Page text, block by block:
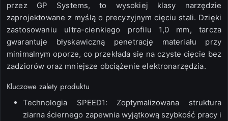
przez GP Systems, to wysokiej klasy narzędzie
zaprojektowane z myślą o precyzyjnym cięciu stali. Dzięki
zastosowaniu ultra-cienkiego profilu 1,0 mm, tarcza
gwarantuje błyskawiczną penetrację materiału przy
minimalnym oporze, co przekłada się na czyste cięcie bez
zadziorów oraz mniejsze obciążenie elektronarzędzia.
Kluczowe zalety produktu
Technologia SPEED1: Zoptymalizowana struktura
ziarna ściernego zapewnia wyjątkową szybkość pracy i